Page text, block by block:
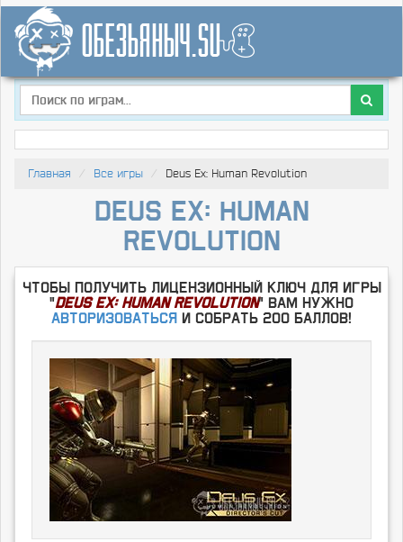
Главная Все игры Deus Ex: Human Revolution
Deus Ex: Human
Revolution
Чтобы получить лицензионный ключ для игры
"Deus Ex: Human Revolution" Вам нужно
Авторизоваться
и собрать 200 баллов!